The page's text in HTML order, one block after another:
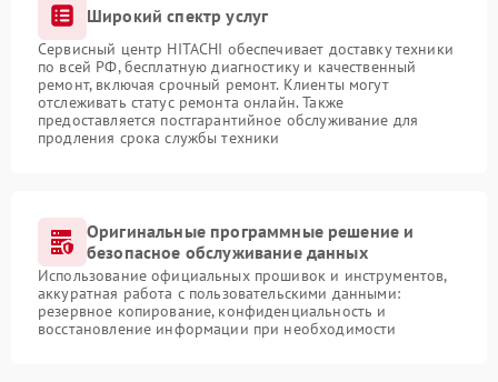
Широкий спектр услуг
Сервисный центр HITACHI обеспечивает доставку техники
по всей РФ, бесплатную диагностику и качественный
ремонт, включая срочный ремонт. Клиенты могут
отслеживать статус ремонта онлайн. Также
предоставляется постгарантийное обслуживание для
продления срока службы техники
Оригинальные программные решение и
безопасное обслуживание данных
Использование официальных прошивок и инструментов,
аккуратная работа с пользовательскими данными:
резервное копирование, конфиденциальность и
восстановление информации при необходимости